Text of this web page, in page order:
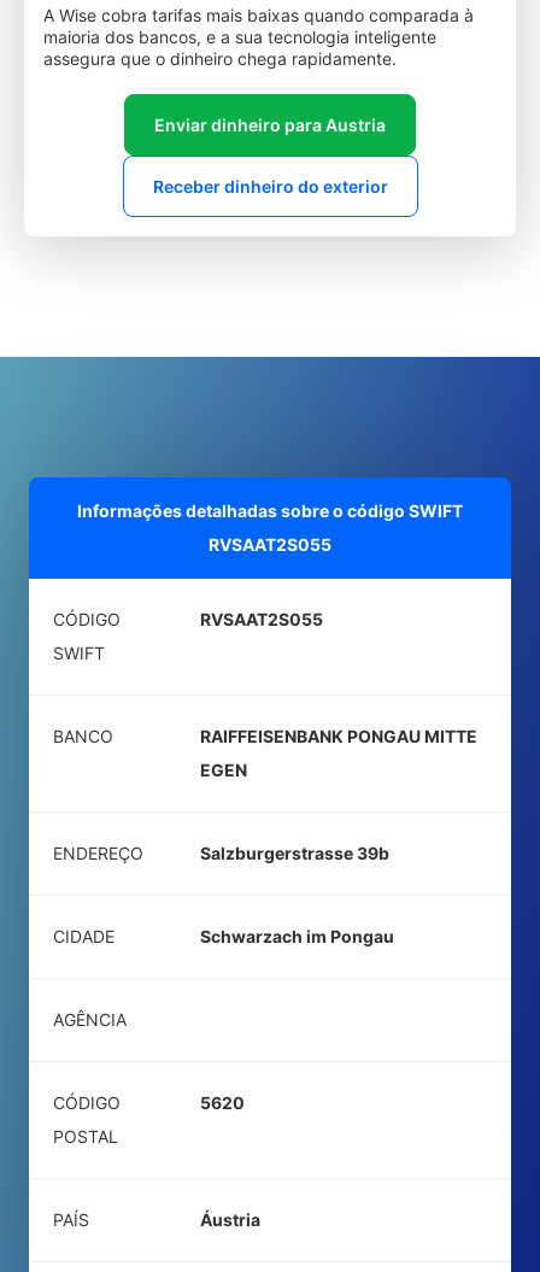
A Wise cobra tarifas mais baixas quando comparada à
maioria dos bancos, e a sua tecnologia inteligente
assegura que o dinheiro chega rapidamente.
Enviar dinheiro para Austria
Receber dinheiro do exterior
Informações detalhadas sobre o código SWIFT
RVSAAT2S055
CÓDIGO
SWIFT
RVSAAT2S055
BANCO
RAIFFEISENBANK PONGAU MITTE
EGEN
ENDEREÇO Salzburgerstrasse 39b
CIDADE Schwarzach im Pongau
AGÊNCIA
CÓDIGO
POSTAL
5620
PAÍS Áustria